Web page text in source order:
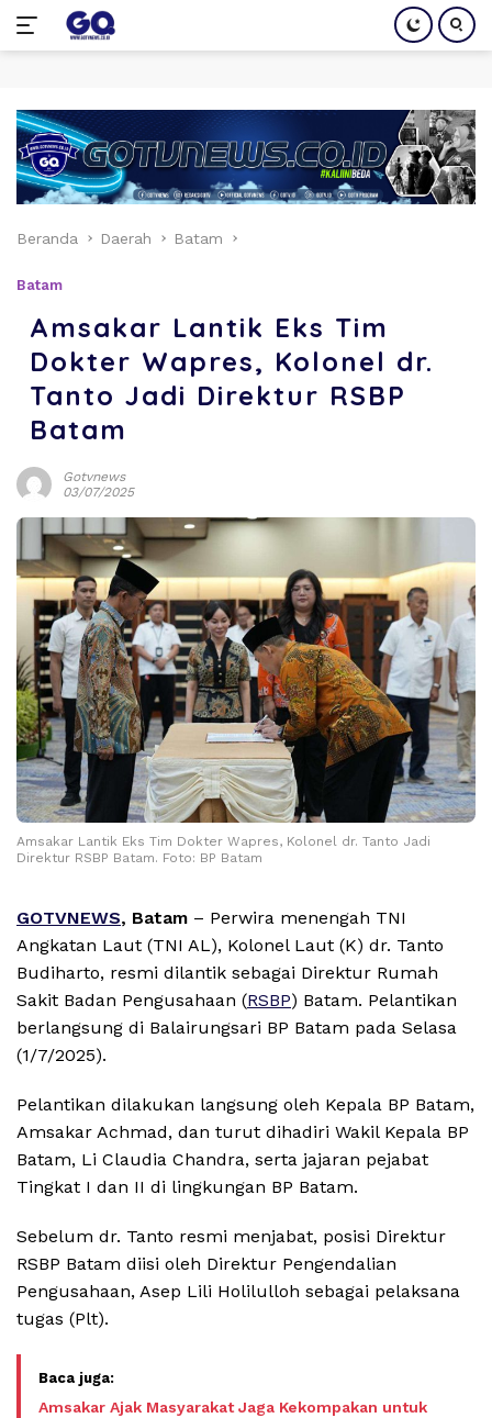
konten
Beranda Daerah Batam
Batam
Amsakar Lantik Eks Tim
Dokter Wapres, Kolonel dr.
Tanto Jadi Direktur RSBP
Batam
Gotvnews
03/07/2025
Amsakar Lantik Eks Tim Dokter Wapres, Kolonel dr. Tanto Jadi
Direktur RSBP Batam. Foto: BP Batam
GOTVNEWS, Batam – Perwira menengah TNI
Angkatan Laut (TNI AL), Kolonel Laut (K) dr. Tanto
Budiharto, resmi dilantik sebagai Direktur Rumah
Sakit Badan Pengusahaan (RSBP) Batam. Pelantikan
berlangsung di Balairungsari BP Batam pada Selasa
(1/7/2025).
Pelantikan dilakukan langsung oleh Kepala BP Batam,
Amsakar Achmad, dan turut dihadiri Wakil Kepala BP
Batam, Li Claudia Chandra, serta jajaran pejabat
Tingkat I dan II di lingkungan BP Batam.
Sebelum dr. Tanto resmi menjabat, posisi Direktur
RSBP Batam diisi oleh Direktur Pengendalian
Pengusahaan, Asep Lili Holilulloh sebagai pelaksana
tugas (Plt).
Amsakar Ajak Masyarakat Jaga Kekompakan untuk